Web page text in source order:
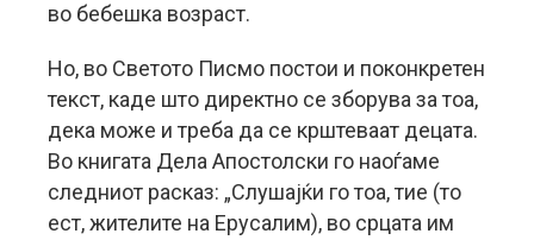
во бебешка возраст.
Но, во Светото Писмо постои и поконкретен
текст, каде што директно се зборува за тоа,
дека може и треба да се крштеваат децата.
Во книгата Дела Апостолски го наоѓаме
следниот расказ: „Слушајќи го тоа, тие (то
ест, жителите на Ерусалим), во срцата им